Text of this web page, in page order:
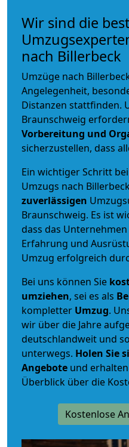
Wir sind die
nach Billerbeck
Umzüge nach
Angelegenheit,
Distanzen stattfinden.
Braunschweig
Vorbereitung und
sicherzustellen, dass
Ein wichtiger Schritt
Umzugs nach
zuverlässigen
Braunschweig. Es ist
dass das
Erfahrung und
Umzug erfolgreich
Bei uns können Sie
umziehen, sei es als
kompletter Umzug.
wir über die Jahre
deutschlandweit und
unterwegs. Holen Sie
Angebote und
Überblick über die
Kostenlose